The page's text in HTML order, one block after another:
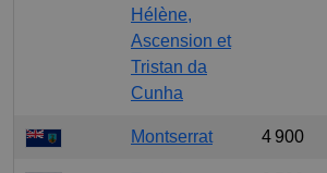
Hélène,
Ascension et
Tristan da
Cunha
Montserrat 4 900